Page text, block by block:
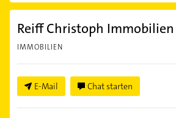
Reiff Christoph Immobilien
IMMOBILIEN
E-Mail Chat starten